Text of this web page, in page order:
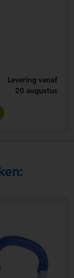
Levering vanaf
20 augustus